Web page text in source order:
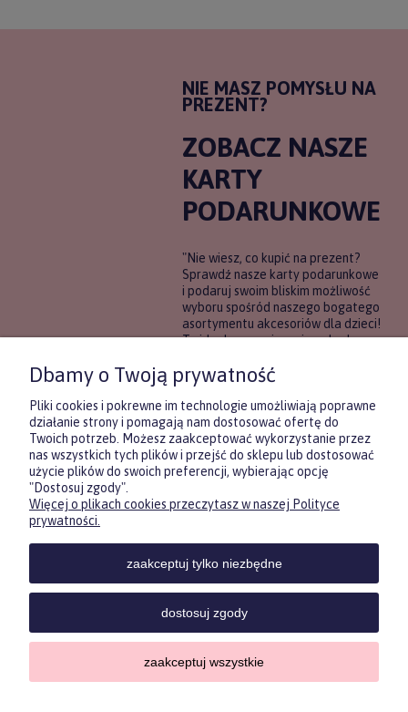
NIE MASZ POMYSŁU NA
PREZENT?
ZOBACZ NASZE
KARTY
PODARUNKOWE
"Nie wiesz, co kupić na prezent?
Sprawdź nasze karty podarunkowe
i podaruj swoim bliskim możliwość
wyboru spośród naszego bogatego
asortymentu akcesoriów dla dzieci!
To idealne rozwiązanie, gdy chcesz
pewności, co będzie najbardziej
trafione.
DOWIEDZ SIĘ WIĘCEJ
KONTAKTPOMOC MOJE
Sklep internetowy Shoper.pl
Zasubskrybuj nasz newsletter
i otrzymaj5% rabatu na pierwszyzakup.
Twój email
Dbamy o Twoją prywatność
Pliki cookies i pokrewne im technologie umożliwiają poprawne
działanie strony i pomagają nam dostosować ofertę do
Twoich potrzeb. Możesz zaakceptować wykorzystanie przez
nas wszystkich tych plików i przejść do sklepu lub dostosować
użycie plików do swoich preferencji, wybierając opcję
"Dostosuj zgody".
Więcej o plikach cookies przeczytasz w naszej Polityce
prywatności.
zaakceptuj tylko niezbędne
dostosuj zgody
zaakceptuj wszystkie